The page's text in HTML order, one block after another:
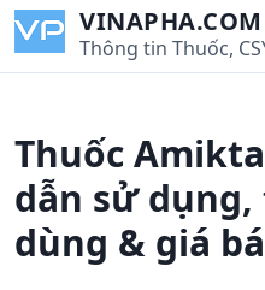
i
VINAPHA.COM
Thông tin Thuốc,
Thuốc
dẫn sử
dùng & giá